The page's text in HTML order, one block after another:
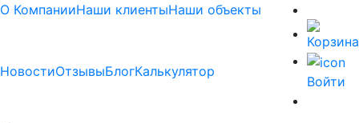
О КомпанииНаши клиентыНаши объекты
НовостиОтзывыБлогКалькулятор
Войти